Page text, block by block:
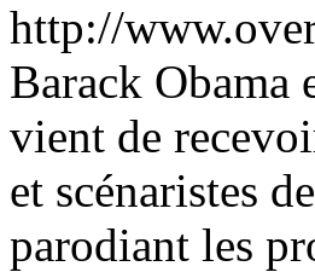
http://
Barack Obama
vient de
et scénaristes
parodiant les